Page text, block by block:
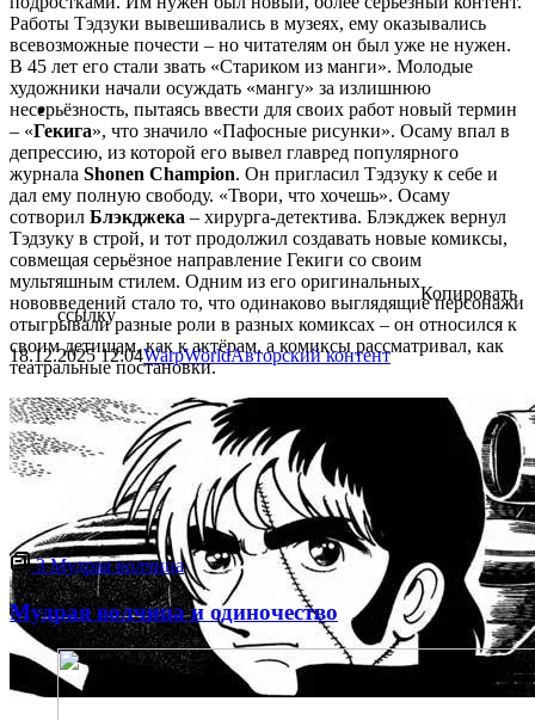
Работы Тэдзуки вывешивались в музеях, ему оказывались
всевозможные почести – но читателям он был уже не нужен.
В 45 лет его стали звать «Стариком из манги». Молодые
художники начали осуждать «мангу» за излишнюю
несерьёзность, пытаясь ввести для своих работ новый термин
– «Гекига», что значило «Пафосные рисунки». Осаму впал в
депрессию, из которой его вывел главред популярного
журнала Shonen Champion. Он пригласил Тэдзуку к себе и
дал ему полную свободу. «Твори, что хочешь». Осаму
сотворил Блэкджека – хирурга-детектива. Блэкджек вернул
Тэдзуку в строй, и тот продолжил создавать новые комиксы,
совмещая серьёзное направление Гекиги со своим
мультяшным стилем. Одним из его оригинальных
нововведений стало то, что одинаково выглядящие персонажи
отыгрывали разные роли в разных комиксах – он относился к
своим детищам, как к актёрам, а комиксы рассматривал, как
театральные постановки.
Копировать
ссылку
18.12.2025 12:04WarpWorldАвторский контент
3 Мудрая волчица
Мудрая волчица и одиночество